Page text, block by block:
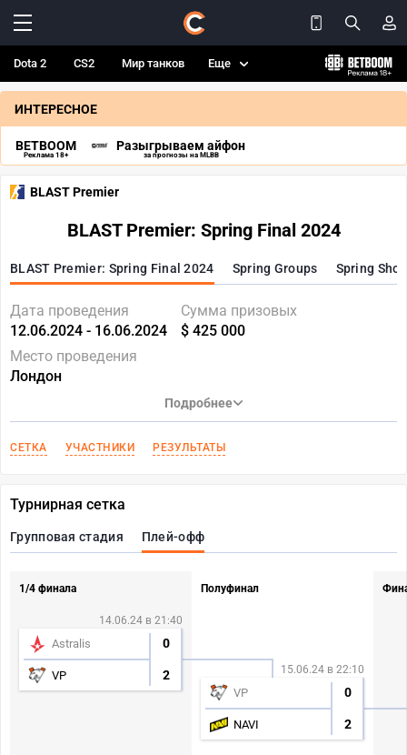
Dota 2 CS2 Мир танков Еще
ИНТЕРЕСНОЕ
BETBOOM
Реклама 18+
Разыгрываем айфон
за прогнозы на MLBB
BLAST Premier
BLAST Premier: Spring Final 2024
BLAST Premier: Spring Final 2024 Spring Groups Spring
Дата проведения
12.06.2024 - 16.06.2024
Сумма призовых
$ 425 000
Место проведения
Лондон
Подробнее
СЕТКА УЧАСТНИКИ РЕЗУЛЬТАТЫ
Турнирная сетка
Групповая стадия Плей-офф
1/4 финала
14.06.24 в 21:40
Astralis 0
VP 2
Полуфинал
15.06.24 в 22:10
VP 0
NAVI 2